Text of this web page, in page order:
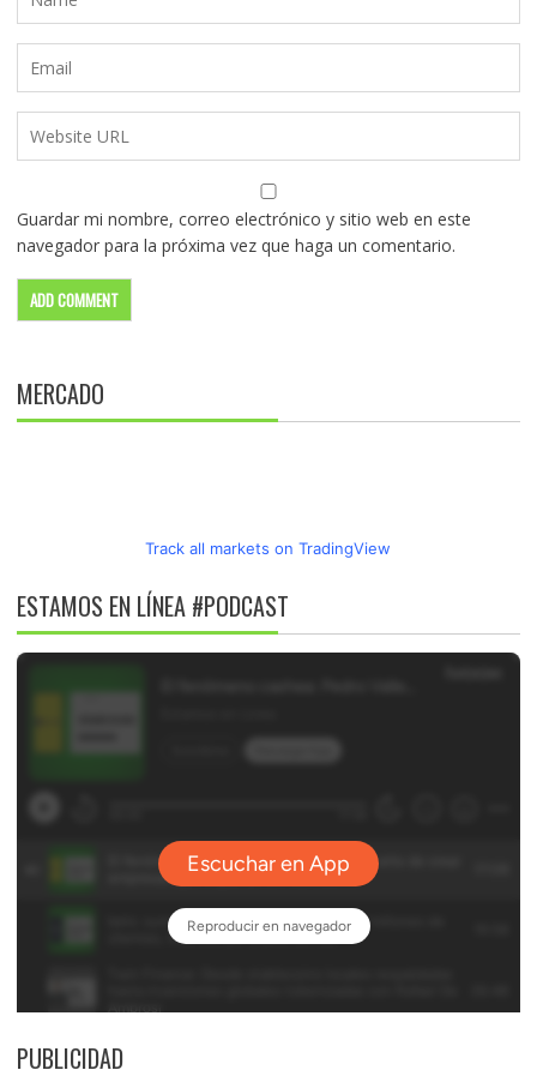
Guardar mi nombre, correo electrónico y sitio web en este
navegador para la próxima vez que haga un comentario.
MERCADO
Track all markets on TradingView
ESTAMOS EN LÍNEA #PODCAST
PUBLICIDAD